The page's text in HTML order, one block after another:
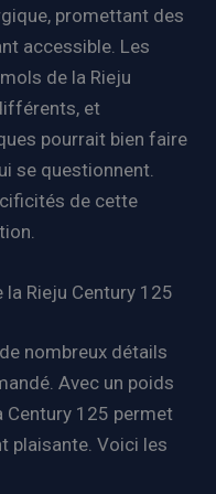
promettant des
accessible. Les
de la Rieju
et
pourrait bien faire
se questionnent.
de cette
Rieju Century 125
nombreux détails
Avec un poids
Century 125 permet
plaisante. Voici les